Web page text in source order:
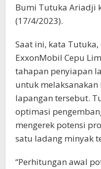
Bumi Tutuka Ariadji
(17/4/2023).
Saat ini, kata
ExxonMobil Cepu
tahapan penyiapan
untuk
lapangan tersebut.
optimasi
mengerek potensi
satu ladang minyak
“Perhitungan awal